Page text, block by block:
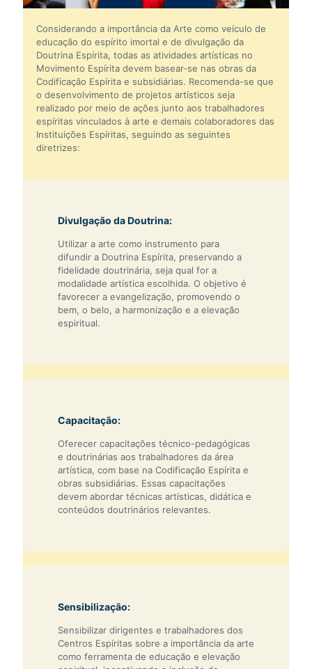
Considerando a importância da Arte como veículo de
educação do espírito imortal e de divulgação da
Doutrina Espírita, todas as atividades artísticas no
Movimento Espírita devem basear-se nas obras da
Codificação Espírita e subsidiárias. Recomenda-se que
o desenvolvimento de projetos artísticos seja
realizado por meio de ações junto aos trabalhadores
espíritas vinculados à arte e demais colaboradores das
Instituições Espíritas, seguindo as seguintes
diretrizes:
Divulgação da Doutrina:
Utilizar a arte como instrumento para
difundir a Doutrina Espírita, preservando a
fidelidade doutrinária, seja qual for a
modalidade artística escolhida. O objetivo é
favorecer a evangelização, promovendo o
bem, o belo, a harmonização e a elevação
espiritual.
Capacitação:
Oferecer capacitações técnico-pedagógicas
e doutrinárias aos trabalhadores da área
artística, com base na Codificação Espírita e
obras subsidiárias. Essas capacitações
devem abordar técnicas artísticas, didática e
conteúdos doutrinários relevantes.
Sensibilização:
Sensibilizar dirigentes e trabalhadores dos
Centros Espíritas sobre a importância da arte
como ferramenta de educação e elevação